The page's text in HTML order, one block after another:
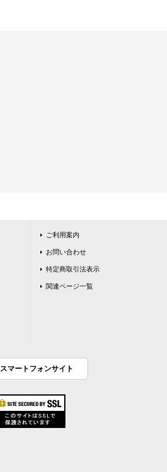
ご利用案内
お問い合わせ
特定商取引法表示
関連ページ一覧
スマートフォンサイト